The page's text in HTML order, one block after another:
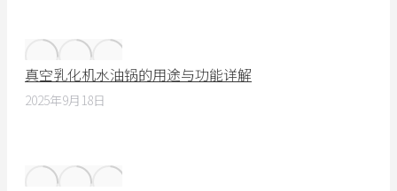
真空乳化机水油锅的用途与功能详解
2025年9月18日